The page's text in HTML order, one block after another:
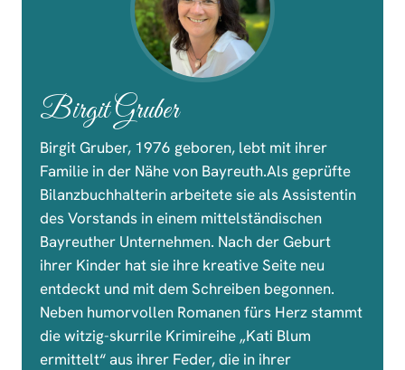
Birgit Gruber
Birgit Gruber, 1976 geboren, lebt mit ihrer
Familie in der Nähe von Bayreuth.Als geprüfte
Bilanzbuchhalterin arbeitete sie als Assistentin
des Vorstands in einem mittelständischen
Bayreuther Unternehmen. Nach der Geburt
ihrer Kinder hat sie ihre kreative Seite neu
entdeckt und mit dem Schreiben begonnen.
Neben humorvollen Romanen fürs Herz stammt
die witzig-skurrile Krimireihe „Kati Blum
ermittelt“ aus ihrer Feder, die in ihrer